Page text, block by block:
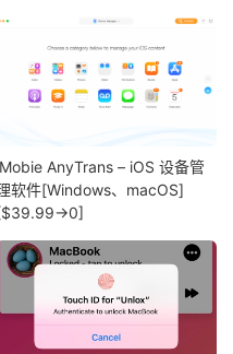
AnyTrans – iOS 设备管
软件[Windows、macOS]